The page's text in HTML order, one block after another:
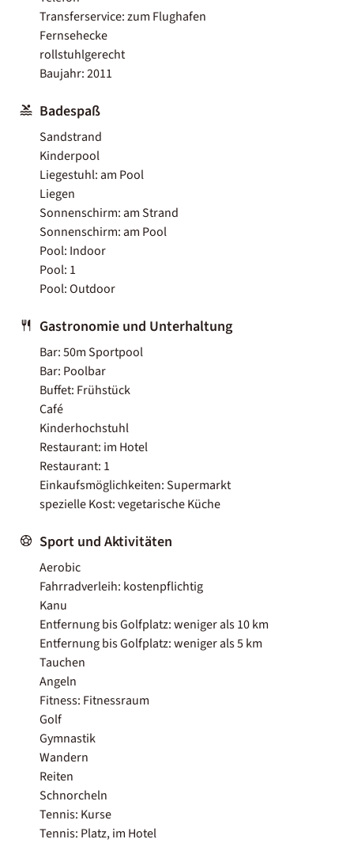
Transferservice: zum Flughafen
Fernsehecke
rollstuhlgerecht
Baujahr: 2011
Badespaß
Sandstrand
Kinderpool
Liegestuhl: am Pool
Liegen
Sonnenschirm: am Strand
Sonnenschirm: am Pool
Pool: Indoor
Pool: 1
Pool: Outdoor
Gastronomie und Unterhaltung
Bar: 50m Sportpool
Bar: Poolbar
Buffet: Frühstück
Café
Kinderhochstuhl
Restaurant: im Hotel
Restaurant: 1
Einkaufsmöglichkeiten: Supermarkt
spezielle Kost: vegetarische Küche
Sport und Aktivitäten
Aerobic
Fahrradverleih: kostenpflichtig
Kanu
Entfernung bis Golfplatz: weniger als 10 km
Entfernung bis Golfplatz: weniger als 5 km
Tauchen
Angeln
Fitness: Fitnessraum
Golf
Gymnastik
Wandern
Reiten
Schnorcheln
Tennis: Kurse
Tennis: Platz, im Hotel